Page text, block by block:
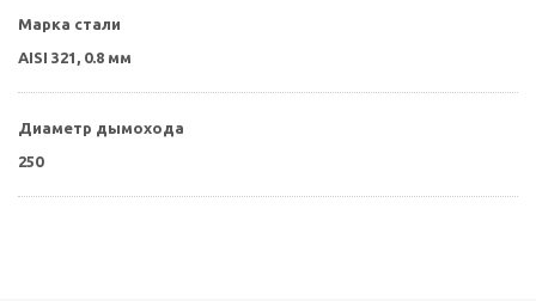
Марка стали
AISI 321, 0.8 мм
Диаметр дымохода
250